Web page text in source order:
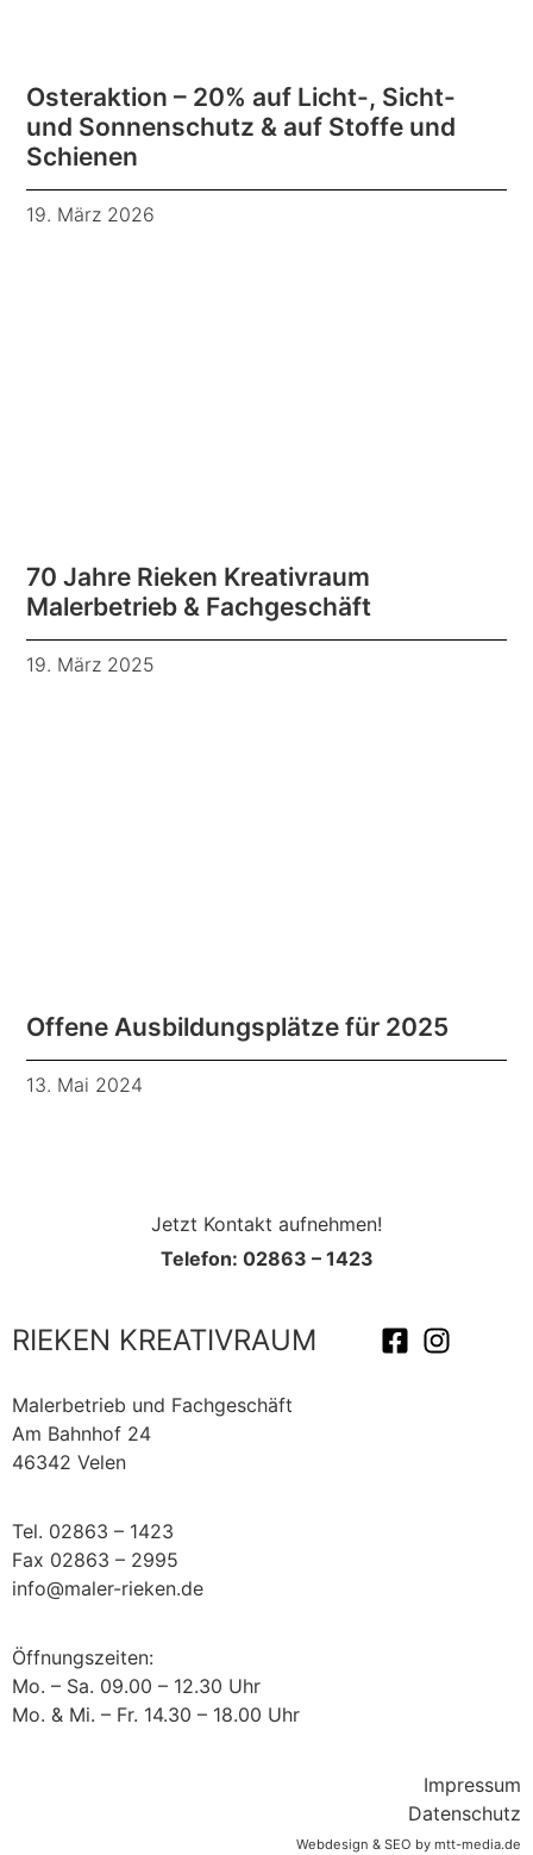
Osteraktion – 20% auf Licht-, Sicht-
und Sonnenschutz & auf Stoffe und
Schienen
19. März 2026
70 Jahre Rieken Kreativraum
Malerbetrieb & Fachgeschäft
19. März 2025
Offene Ausbildungsplätze für 2025
13. Mai 2024
Jetzt Kontakt aufnehmen!
Telefon: 02863 – 1423
RIEKEN KREATIVRAUM
Malerbetrieb und Fachgeschäft
Am Bahnhof 24
46342 Velen
Tel. 02863 – 1423
Fax 02863 – 2995
info@maler-rieken.de
Öffnungszeiten:
Mo. – Sa. 09.00 – 12.30 Uhr
Mo. & Mi. – Fr. 14.30 – 18.00 Uhr
Impressum
Datenschutz
Webdesign & SEO by mtt-media.de